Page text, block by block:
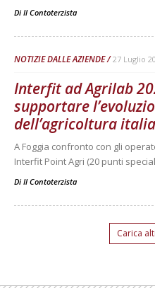
Di Il Contoterzista
NOTIZIE DALLE AZIENDE 27 Luglio
Interfit ad Agrilab
supportare
dell’agricoltura
A Foggia confronto con gli
Interfit Point Agri (20 punti
Di Il Contoterzista
Carica